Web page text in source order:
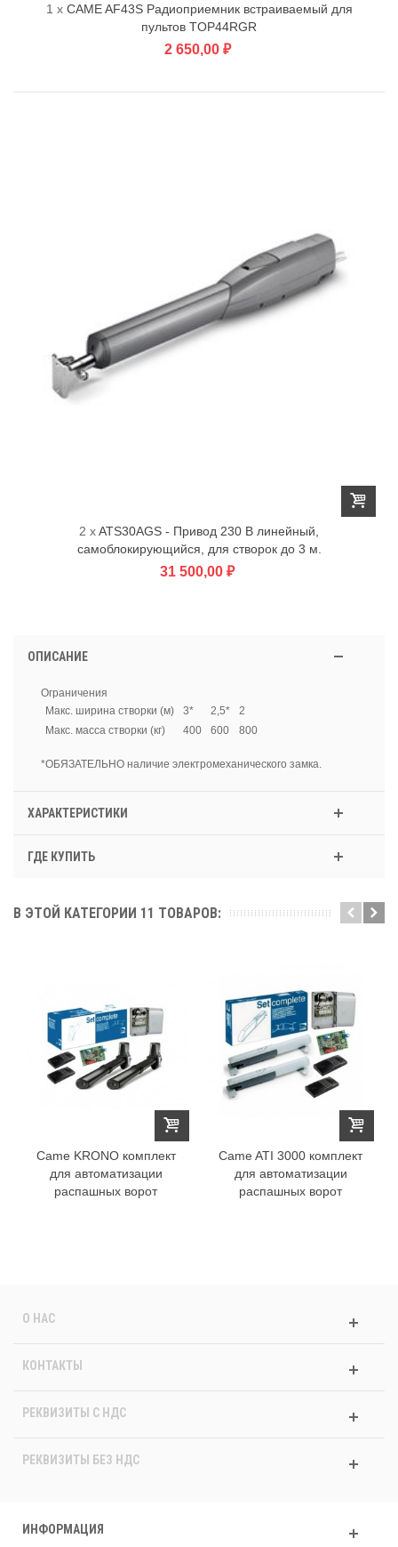
1 x CAME AF43S Радиоприемник встраиваемый для
пультов TOP44RGR
2 650,00 ₽
2 xATS30AGS - Привод 230 В линейный,
самоблокирующийся, для створок до 3 м.
31 500,00 ₽
ОПИСАНИЕ
Ограничения
Макс. ширина створки (м)
3* 2,5*
2
Макс. масса створки (кг)
400 600 800
*ОБЯЗАТЕЛЬНО наличие электромеханического замка.
ХАРАКТЕРИСТИКИ
ГДЕ КУПИТЬ
В ЭТОЙ КАТЕГОРИИ 11 ТОВАРОВ:
Came KRONO комплект
для автоматизации
распашных ворот
Came ATI 3000 комплект
для автоматизации
распашных ворот
О НАС
КОНТАКТЫ
РЕКВИЗИТЫ C НДС
РЕКВИЗИТЫ БЕЗ НДС
ИНФОРМАЦИЯ